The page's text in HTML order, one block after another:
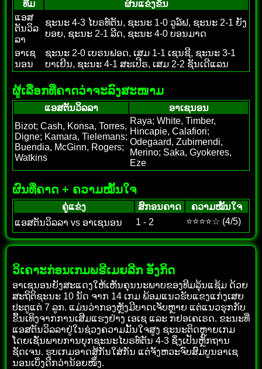
ທີມ
ຜົນແຂ່ງຂັນ
ແອສ
ຕັນວິລ
ລາ
ຊະນະ 4-3 ໄບຣທ໌ຕັນ, ຊະນະ 1-0 ວູລ໌ຟ, ຊະນະ 2-1 ຍັງ
ບອຍ, ຊະນະ 2-1 ລີດ, ຊະນະ 4-0 ບອນມາດ
ອາເຊ
ນອນ
ຊະນະ 2-0 ເບຣນຟອດ, ເສມ 1-1 ເຊນຊີ, ຊະນະ 3-1
ບາເຢິນ, ຊະນະ 4-1 ສະເປີຣ, ເສມ 2-2 ຊັນເດີແລນ
ຜູ້ເລືອກທີ່ຄາດວ່າຈະລົງສະໜາມ
ແອສຕັນວິລລາ
ອາເຊນອນ
Bizot; Cash, Konsa, Torres,
Digne; Kamara, Tielemans;
Buendia, McGinn, Rogers;
Watkins
Raya; White, Timber,
Hincapie, Calafiori;
Odegaard, Zubimendi,
Merino; Saka, Gyokeres,
Eze
ຜົນທີ່ຄາດ + ຄວາມໝັ້ນໃຈ
ຄູ່ແຂ່ງ ສົກອນຄາດ
ຄວາມໝັ້ນໃຈ
ແອສຕັນວິລລາ vs ອາເຊນອນ
1 - 2 ⭐⭐⭐⭐☆ (4/5)
ວິເຄາະກ່ອນເກມພຣີເມຍລີກ ອັງກິດ
ອາເຊນອນຍັງສະແດງໃຫ້ເຫັນຄຸນນະພາບຂອງທີມລຸ້ນແຊ້ມ ດ້ວຍ
ສະຖິຕິຊະນະ 10 ນັດ ຈາກ 14 ເກມ ພ້ອມແນວຮັບແຂງແກ່ງເສຍ
ປະຕູແຕ່ 7 ລູກ. ແມ່ນວ່າກອງຫຼັງມີບາດເຈັບຫຼາຍ ແຕ່ແນວຮຸກກັບ
ຂຶ້ນເທິງຈາກການເສີມແຮງຢ່າງ ເອເຊ ແລະ ກຢອເຄເຣດ. ຂະນະທີ່
ແອສຕັນວິລລາຢູ່ໃນຊ່ວງຄວາມມັ້ນໃຈສູງ ຊະນະຕິດຫຼາຍເກມ
ໂດຍເຊັ່ນພາບການບຸກຊະນະໄບຣທ໌ຕັນ 4-3 ຊຶ່ງເປັນຫຼັກຖານ
ຊັດເຈນ. ຮູບເກມອາດສູ້ກັນໃສ່ກັນ ແຕ່ຈັງຫວະຈົບສົມບູນອາເຊ
ນອນເບິ່ງດີກວ່ານ້ອຍໜຶ່ງ.